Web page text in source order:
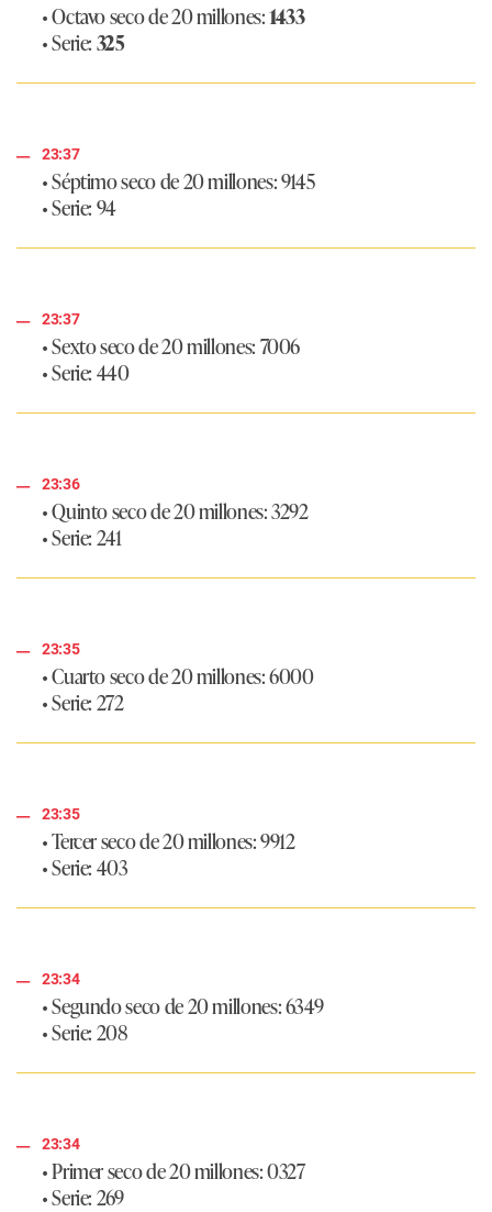
• Octavo seco de 20 millones:1433
• Serie:325
23:37
• Séptimo seco de 20 millones: 9145
• Serie: 94
23:37
• Sexto seco de 20 millones: 7006
• Serie: 440
23:36
• Quinto seco de 20 millones: 3292
• Serie: 241
23:35
• Cuarto seco de 20 millones: 6000
• Serie: 272
23:35
• Tercer seco de 20 millones: 9912
• Serie: 403
23:34
• Segundo seco de 20 millones: 6349
• Serie: 208
23:34
• Primer seco de 20 millones: 0327
• Serie: 269